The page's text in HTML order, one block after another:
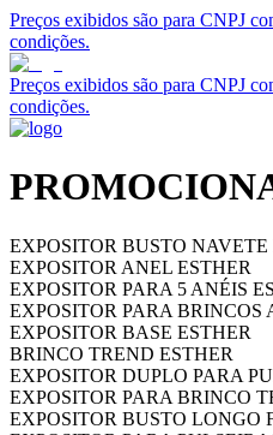
Preços exibidos são para CNPJ
condições.
Preços exibidos são para CNPJ
condições.
EXPOSITOR BUSTO NAVETE
EXPOSITOR ANEL ESTHER
EXPOSITOR PARA 5 ANÉIS
EXPOSITOR PARA BRINCOS
EXPOSITOR BASE ESTHER
BRINCO TREND ESTHER
EXPOSITOR DUPLO PARA
EXPOSITOR PARA BRINCO
EXPOSITOR BUSTO LONGO